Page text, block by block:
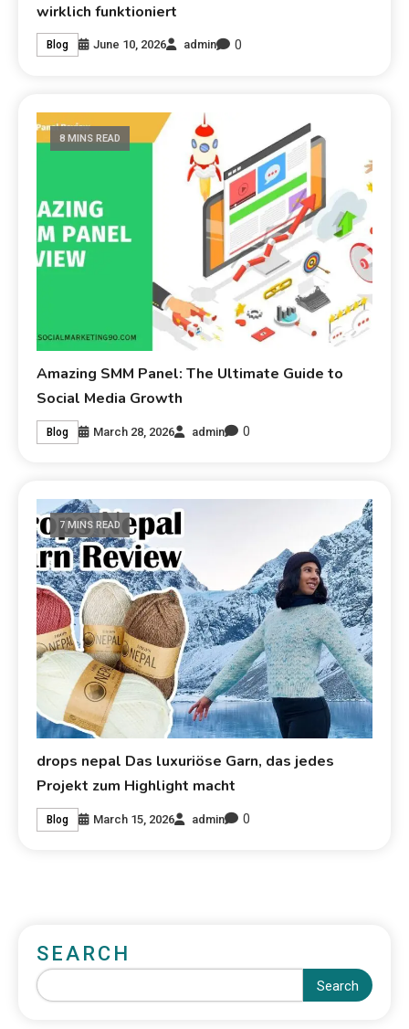
wirklich funktioniert
Blog June 10, 2026 admin 0
8 MINS READ
Amazing SMM Panel: The Ultimate Guide to
Social Media Growth
Blog March 28, 2026 admin 0
7 MINS READ
drops nepal Das luxuriöse Garn, das jedes
Projekt zum Highlight macht
Blog March 15, 2026 admin 0
SEARCH
Search